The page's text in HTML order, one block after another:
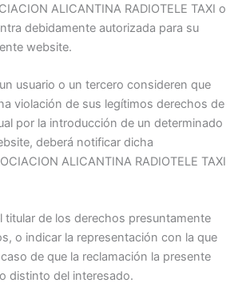
ALICANTINA RADIOTELE TAXI o
debidamente autorizada para su
website.
usuario o un tercero consideren que
violación de sus legítimos derechos de
por la introducción de un determinado
deberá notificar dicha
ALICANTINA RADIOTELE TAXI
titular de los derechos presuntamente
o indicar la representación con la que
de que la reclamación la presente
distinto del interesado.